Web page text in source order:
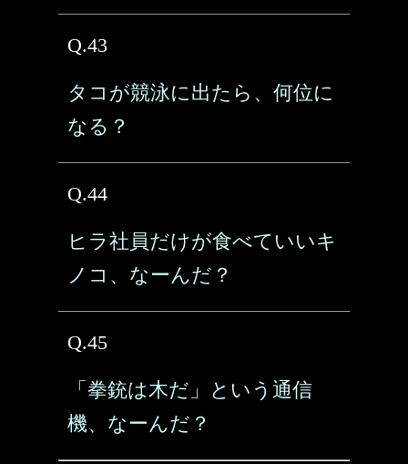
Q.43
タコが競泳に出たら、何位に
なる？
Q.44
ヒラ社員だけが食べていいキ
ノコ、なーんだ？
Q.45
「拳銃は木だ」という通信
機、なーんだ？